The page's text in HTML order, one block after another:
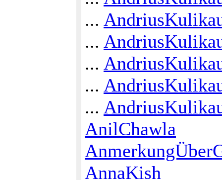
...
...
...
...
...
AnilChawla
AnnaKish